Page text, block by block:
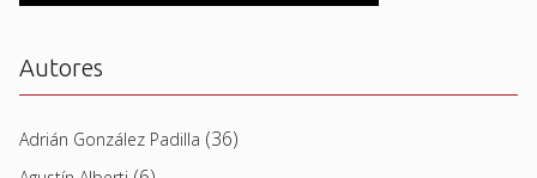
Autores
Adrián González Padilla (36)